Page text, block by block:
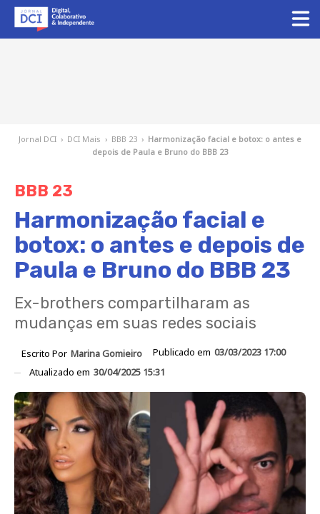
Jornal DCI › DCI Mais › BBB 23 › Harmonização facial e botox: o antes e
depois de Paula e Bruno do BBB 23
BBB 23
Harmonização facial e
botox: o antes e depois de
Paula e Bruno do BBB 23
Ex-brothers compartilharam as
mudanças em suas redes sociais
Escrito Por Marina Gomieiro Publicado em 03/03/2023 17:00
Atualizado em 30/04/2025 15:31